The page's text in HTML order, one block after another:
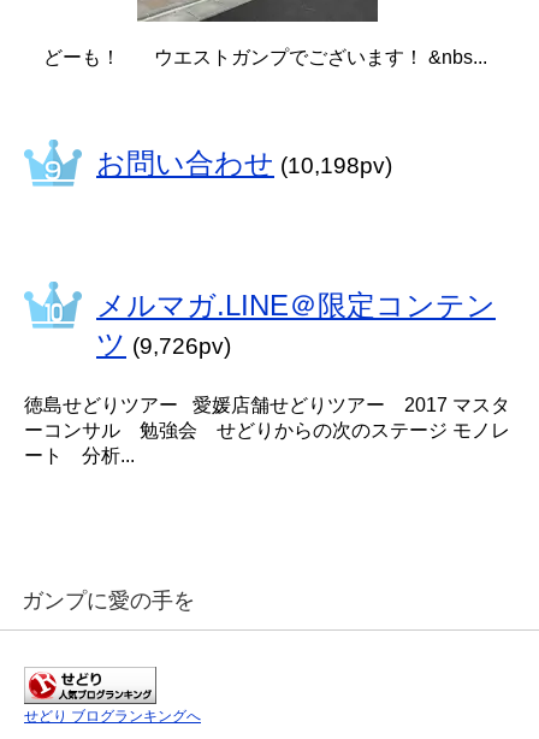
どーも！ ウエストガンプでございます！ &nbs...
お問い合わせ (10,198pv)
メルマガ.LINE＠限定コンテン
ツ (9,726pv)
徳島せどりツアー 愛媛店舗せどりツアー 2017 マスタ
ーコンサル 勉強会 せどりからの次のステージ モノレ
ート 分析...
ガンプに愛の手を
せどり ブログランキングへ